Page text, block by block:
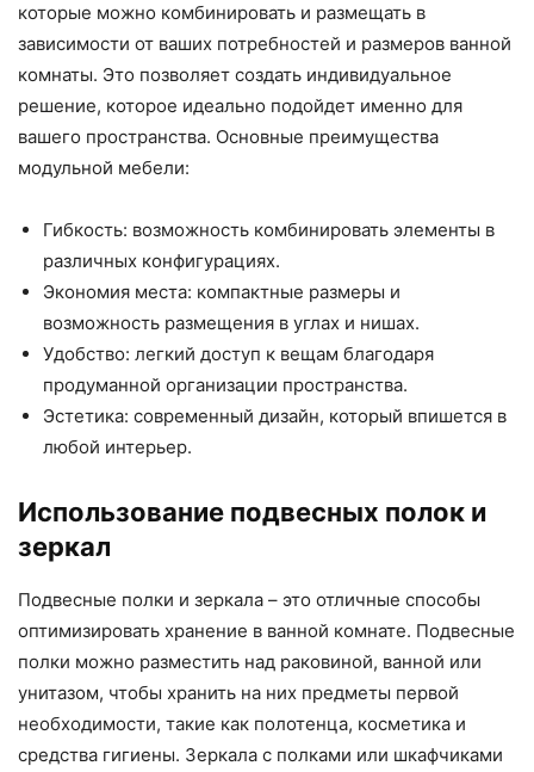
которые можно комбинировать и размещать в
зависимости от ваших потребностей и размеров ванной
комнаты. Это позволяет создать индивидуальное
решение, которое идеально подойдет именно для
вашего пространства. Основные преимущества
модульной мебели:
Гибкость: возможность комбинировать элементы в
различных конфигурациях.
Экономия места: компактные размеры и
возможность размещения в углах и нишах.
Удобство: легкий доступ к вещам благодаря
продуманной организации пространства.
Эстетика: современный дизайн, который впишется в
любой интерьер.
Использование подвесных полок и
зеркал
Подвесные полки и зеркала – это отличные способы
оптимизировать хранение в ванной комнате. Подвесные
полки можно разместить над раковиной, ванной или
унитазом, чтобы хранить на них предметы первой
необходимости, такие как полотенца, косметика и
средства гигиены. Зеркала с полками или шкафчиками